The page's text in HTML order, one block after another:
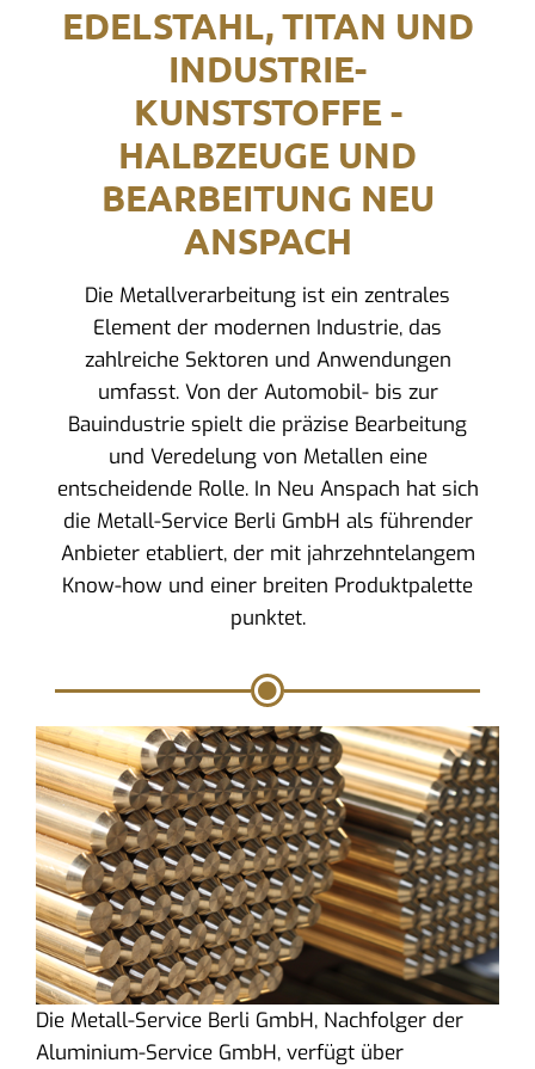
EDELSTAHL, TITAN UND
INDUSTRIE-
KUNSTSTOFFE -
HALBZEUGE UND
BEARBEITUNG NEU
ANSPACH
Die Metallverarbeitung ist ein zentrales
Element der modernen Industrie, das
zahlreiche Sektoren und Anwendungen
umfasst. Von der Automobil- bis zur
Bauindustrie spielt die präzise Bearbeitung
und Veredelung von Metallen eine
entscheidende Rolle. In Neu Anspach hat sich
die Metall-Service Berli GmbH als führender
Anbieter etabliert, der mit jahrzehntelangem
Know-how und einer breiten Produktpalette
punktet.
Die Metall-Service Berli GmbH, Nachfolger der
Aluminium-Service GmbH, verfügt über